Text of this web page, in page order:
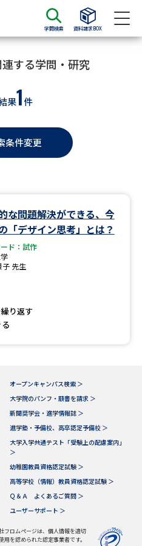
学問検索 資料請求BOX
資料検索
求
学部・学科パンフ
求
大学院の資料請求
内」の請求
べる
国際・グローバルに強い大学特
集
連する学問・研究
果1件
条件変更
な問題解決ができる、今
「デザイン思考」とは？
ド：試作
子 先生
り返す
オープンキャンパス検索 ＞
大学院のパンフ・願書を請求 ＞
新聞奨学会・進学情報誌 ＞
進学塾・予備校、高卒認定予備校 ＞
大学入学共通テスト「受験上の配慮案内」
＞
幼稚園教員資格認定試験 ＞
高等学校（情報）教員資格認定試験 ＞
Ｑ＆Ａ よくあるご質問 ＞
ユーザーサポート ＞
フロムページは、個人情報を適切
を認められた認定事業者です。